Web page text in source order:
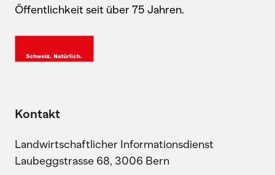
Öffentlichkeit seit über 75 Jahren.
Kontakt
Landwirtschaftlicher Informationsdienst
Laubeggstrasse 68, 3006 Bern